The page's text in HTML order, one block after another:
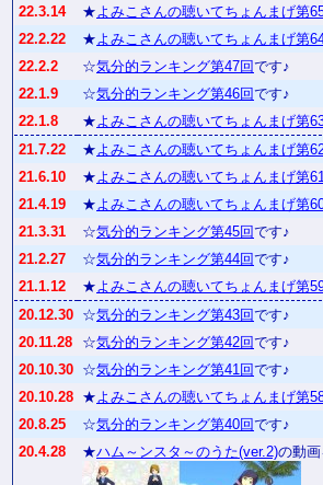
22.3.14
★よみこさんの聴いてちょんまげ第
22.2.22
★よみこさんの聴いてちょんまげ第
22.2.2
☆気分的ランキング第47回です♪
22.1.9
☆気分的ランキング第46回です♪
22.1.8
★よみこさんの聴いてちょんまげ第
21.7.22
★よみこさんの聴いてちょんまげ第
21.6.10
★よみこさんの聴いてちょんまげ第
21.4.19
★よみこさんの聴いてちょんまげ第
21.3.31
☆気分的ランキング第45回です♪
21.2.27
☆気分的ランキング第44回です♪
21.1.12
★よみこさんの聴いてちょんまげ第
20.12.30 ☆気分的ランキング第43回です♪
20.11.28
☆気分的ランキング第42回です♪
20.10.30 ☆気分的ランキング第41回です♪
20.10.28 ★よみこさんの聴いてちょんまげ第
20.8.25
☆気分的ランキング第40回です♪
20.4.28
★ハム～ンスタ～のうた(ver.2)の動